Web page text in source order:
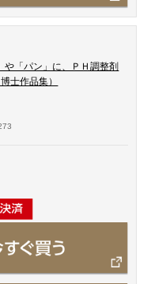
「パン」に、ＰＨ調整剤
士作品集）